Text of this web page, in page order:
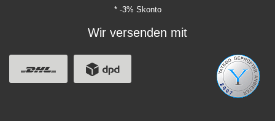
* -3% Skonto
Wir versenden mit